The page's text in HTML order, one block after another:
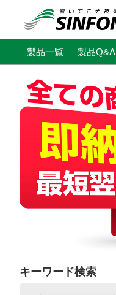
製品一覧 製品Q&A
キーワード検索